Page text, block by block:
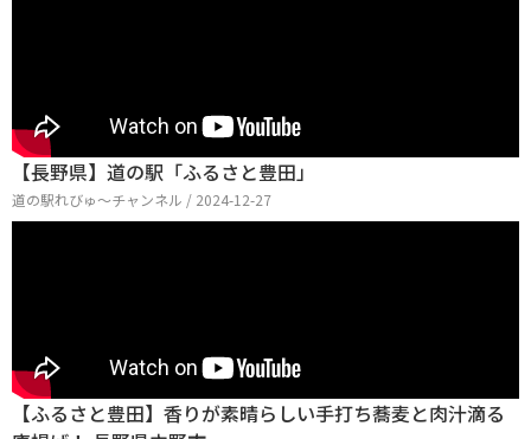
【長野県】道の駅「ふるさと豊田」
道の駅れびゅ〜チャンネル / 2024-12-27
【ふるさと豊田】香りが素晴らしい手打ち蕎麦と肉汁滴る